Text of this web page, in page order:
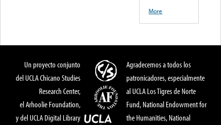
More
Un proyecto conjunto
del UCLA Chicano Studies
Research Center,
el Arhoolie Foundation,
y del UCLA Digital Library
Agradecemos a todos los
patronicadores, especialmente
al UCLA Los Tigres de Norte
Fund, National Endowment for
the Humanities, National